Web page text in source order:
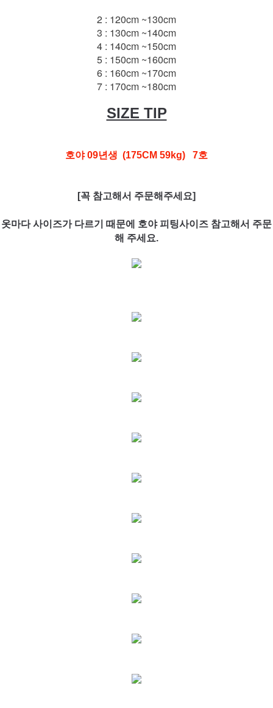
2 : 120cm ~130cm
3 : 130cm ~140cm
4 : 140cm ~150cm
5 : 150cm ~160cm
6 : 160cm ~170cm
7 : 170cm ~180cm
SIZE TIP
호야 09년생 (175CM 59kg) 7호
[꼭 참고해서 주문해주세요]
옷마다 사이즈가 다르기 때문에 호야 피팅사이즈 참고해서 주문
해 주세요.